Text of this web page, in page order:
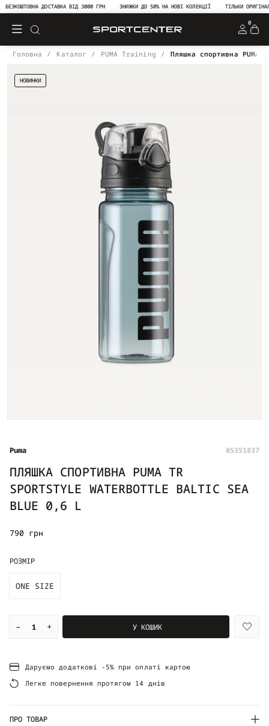
ДОСТАВКА ВІД 3000 ГРН ЗНИЖКИ ДО 50% НА НОВІ КОЛЕКЦІЇ ТІЛЬКИ
0
Головна Каталог PUMA Training Пляшка спортивна
НОВИНКИ
Puma 05351837
ПЛЯШКА СПОРТИВНА PUMA TR
SPORTSTYLE WATERBOTTLE BALTIC SEA
BLUE 0,6 L
790 грн
РОЗМІР
ONE SIZE
– + У КОШИК
Даруємо додаткові -5% при оплаті картою
Легке повернення протягом 14 днів
ПРО ТОВАР